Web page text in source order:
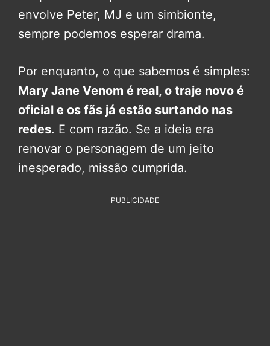
envolve Peter, MJ e um simbionte,
sempre podemos esperar drama.
Por enquanto, o que sabemos é simples:
Mary Jane Venom é real, o traje novo é
oficial e os fãs já estão surtando nas
redes. E com razão. Se a ideia era
renovar o personagem de um jeito
inesperado, missão cumprida.
PUBLICIDADE